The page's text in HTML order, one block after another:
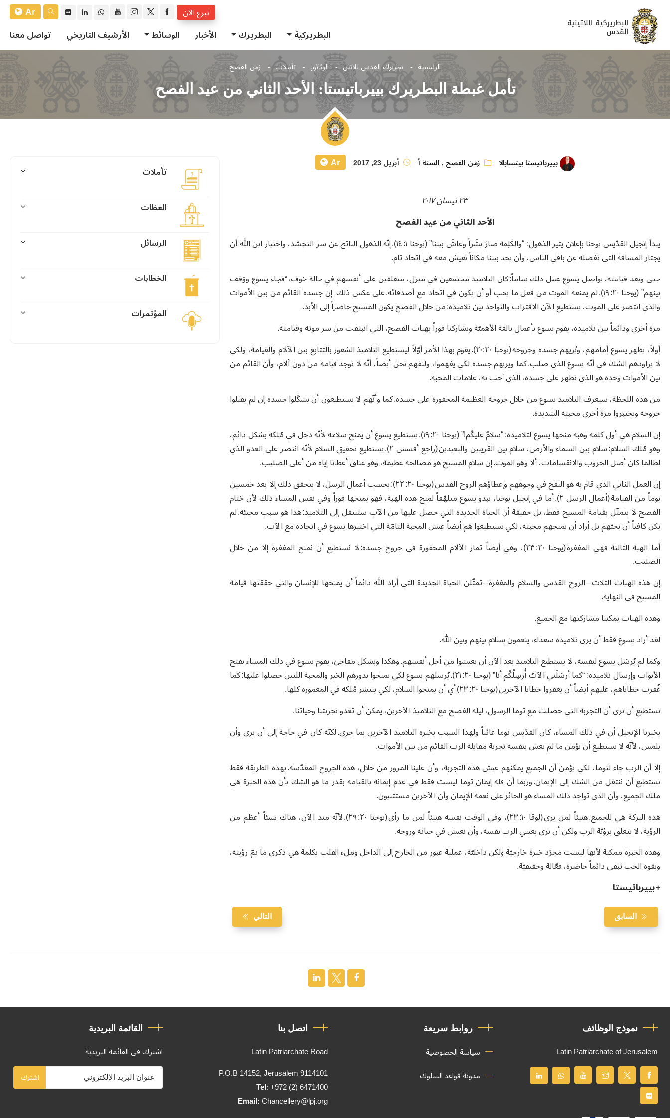
تبرع الآن
Ar
البطريركية
البطريرك الأخبار الوسائط الأرشيف التاريخي تواصل معنا
الرئيسية بطريرك القدس للاتين الوثائق تأملات زمن الفصح
تأمل غبطة البطريرك بييرباتيستا: الأحد الثاني من عيد الفصح
بييرباتيستا بيتسابالا زمن الفصح , السنة أ أبريل 23, 2017 Ar
٢٣ نيسان ٢٠١٧
الأحد الثاني من عيد الفصح
يبدأ إنجيل القدّيس يوحنا بإعلان يثير الذهول: “والكَلِمة صارَ بشَراً وعاشَ بيننا” (يوحنا ١: ١٤). إنّه الذهول الناتج عن سر التجسّد، واختيار ابن الله أن
يجتاز المسافة التي تفصله عن باقي الناس، وأن يجد بيننا مكاناً نعيش معه في اتحاد تام.
حتى وبعد قيامته، يواصل يسوع عمل ذلك تماماً: كان التلاميذ مجتمعين في منزل، منغلقين على أنفسهم في حالة خوف، “فجاء يسوع ووَقف
بينهم” (يوحنا ٢٠: ١٩). لم يمنعه الموت من فعل ما يحب أو أن يكون في اتحاد مع أصدقائه. على عكس ذلك، إن جسده القائم من بين الأموات
والذي انتصر على الموت، يستطيع الآن الاقتراب والتواجد بين تلاميذه: من خلال الفصح يكون المسيح حاضراً إلى الأبد.
مرة أخرى ودائماً بين تلاميذه، يقوم يسوع بأعمال بالغة الأهميّة ويشاركنا فوراً بهبات الفصح، التي انبثقت من سر موته وقيامته.
أولاً، يظهر يسوع أمامهم، ويُريهم جسده وجروحه (يوحنا ٢٠:٢٠). يقوم بهذا الأمر أوّلاً ليستطيع التلاميذ الشعور بالتتابع بين الآلام والقيامة، ولكي
لا يراودهم الشك في أنّه يسوع الذي صلب. كما ويريهم جسده لكي يفهموا، ولنفهم نحن أيضاً، أنّه لا توجد قيامة من دون آلام، وأن القائم من
بين الأموات وحده هو الذي تظهر على جسده، الذي أحب به، علامات المحبة.
من هذه اللحظة، سيعرف التلاميذ يسوع من خلال جروحه العظيمة المحفورة على جسده. كما وأنّهم لا يستطيعون أن يشكّلوا جسده إن لم يقبلوا
جروحه ويختبروا مرة أخرى محبته الشديدة.
إن السلام هي أول كلمة وهبة منحها يسوع لتلاميذه: “سلامٌ عليكُم!” (يوحنا ٢٠: ١٩). يستطيع يسوع أن يمنح سلامه لأنّه دخل في مُلكه بشكل دائم،
وهو مُلك السلام: سلام بين السماء والأرض، سلام بين القريبين والبعيدين (راجع أفسس ٢). يستطيع تحقيق السلام لأنّه انتصر على العدو الذي
لطالما كان أصل الحروب والانقسامات، ألا وهو الموت. إن سلام المسيح هو مصالحة عظيمة، وهو عناق أعطانا إياه من أعلى الصليب.
إن العمل الثاني الذي قام به هو النفخ في وجوههم وإعطاؤهم الروح القدس (يوحنا ٢٠: ٢٢): بحسب أعمال الرسل، لا يتحقق ذلك إلا بعد خمسين
يوماً من القيامة (أعمال الرسل ٢). أما في إنجيل يوحنا، يبدو يسوع متلهّفاً لمنح هذه الهبة، فهو يمنحها فوراً وفي نفس المساء ذلك لأن ختام
الفصح لا يتمثّل بقيامة المسيح فقط، بل حقيقة أن الحياة الجديدة التي حصل عليها من الآب ستنتقل إلى التلاميذ: هذا هو سبب مجيئه. لم
يكن كافياً أن يحبّهم بل أراد أن يمنحهم محبته، لكي يستطيعوا هم أيضاً عيش المحبة التامّة التي اختبرها يسوع في اتحاده مع الآب.
أما الهبة الثالثة فهي المغفرة (يوحنا ٢٠: ٢٣)، وهي أيضاً ثمار الآلام المحفورة في جروح جسده: لا نستطيع أن نمنح المغفرة إلا من خلال
الصليب.
إن هذه الهبات الثلاث – الروح القدس والسلام والمغفرة – تمثّلن الحياة الجديدة التي أراد الله دائماً أن يمنحها للإنسان والتي حققتها قيامة
المسيح في النهاية.
وهذه الهبات يمكننا مشاركتها مع الجميع.
لقد أراد يسوع فقط أن يرى تلاميذه سعداء، ينعمون بسلام بينهم وبين الله.
وكما لم يُرسَل يسوع لنفسه، لا يستطيع التلاميذ بعد الآن أن يعيشوا من أجل أنفسهم. وهكذا وبشكل مفاجئ، يقوم يسوع في ذلك المساء بفتح
الأبواب وإرسال تلاميذه: “كما أرسَلَني الآبُ أُرسِلُكُم أنا” (يوحنا ٢٠: ٢١). يُرسلهم يسوع لكي يمنحوا بدورهم الخير والمحبة اللتين حصلوا عليها: كما
غُفرت خطاياهم، عليهم أيضاً أن يغفروا خطايا الآخرين (يوحنا ٢٠: ٢٣) أي أن يمنحوا السلام، لكي ينتشر مُلكه في المعمورة كلها.
نستطيع أن نرى أن التجربة التي حصلت مع توما الرسول، ليلة الفصح مع التلاميذ الآخرين، يمكن أن تغدو تجربتنا وحياتنا.
يخبرنا الإنجيل أن في ذلك المساء، كان القدّيس توما غائباً ولهذا السبب يخبره التلاميذ الآخرين بما جرى. لكنّه كان في حاجة إلى أن يرى وأن
يلمس، لأنّه لا يستطيع أن يؤمن ما لم يعش بنفسه تجربة مقابلة الرب القائم من بين الأموات.
إلا أن الرب جاء لتوما، لكي يؤمن أن الجميع يمكنهم عيش هذه التجربة، وأن علينا المرور من خلال، هذه الجروح المقدّسة. بهذه الطريقة فقط
نستطيع أن ننتقل من الشك إلى الإيمان. وربما أن قلة إيمان توما ليست فقط في عدم إيمانه بالقيامة بقدر ما هو الشك بأن هذه الخبرة هي
ملك الجميع، وأن الذي تواجد ذلك المساء هو الحائز على نعمة الإيمان وأن الآخرين مستثنيون.
هذه البركة هي للجميع. هنيئاً لمن يرى (لوقا ١٠: ٢٣)، وفي الوقت نفسه هنيئاً لمن ما رأى (يوحنا ٢٠: ٢٩). لأنّه منذ الآن، هناك شيئاً أعظم من
الرؤية، لا يتعلق برؤيّة الرب ولكن أن نرى بعيني الرب نفسه، وأن نعيش في حياته وروحه.
وهذه الخبرة ممكنة لأنها ليست مجرّد خبرة خارجيّة ولكن داخليّة، عملية عبور من الخارج إلى الداخل وملء القلب بكلمة هي ذكرى ما تمّ رؤيته،
وبقوة الحب تبقى دائماً حاضرة، فعّالة وحقيقيّة.
+ بييرباتيستا
السابق التالي
تأملات
العظات
الرسائل
الخطابات
المؤتمرات
نموذج الوظائف
Latin Patriarchate of Jerusalem
روابط سريعة
سياسة الخصوصية
مدونة قواعد السلوك
اتصل بنا
Latin Patriarchate Road
P.O.B 14152, Jerusalem 9114101
Tel: +972 (2) 6471400
Email:Chancellery@lpj.org
القائمة البريدية
اشترك في القائمة البريدية
اشترك